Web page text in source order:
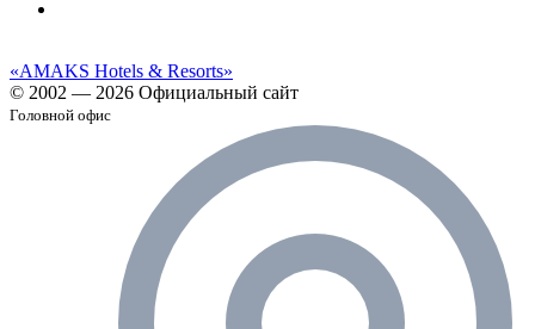
«AMAKS Hotels & Resorts»
© 2002 — 2026 Официальный сайт
Головной офис